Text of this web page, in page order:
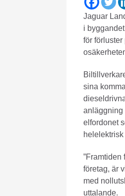
Jaguar
i
för
sina
anläggning
elfordonet
”Framtiden
företag, är
med
uttalande.